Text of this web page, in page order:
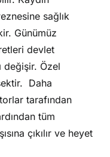
sağlık
Günümüz
devlet
değişir. Özel
Daha
tarafından
tüm
çıkılır ve heyet